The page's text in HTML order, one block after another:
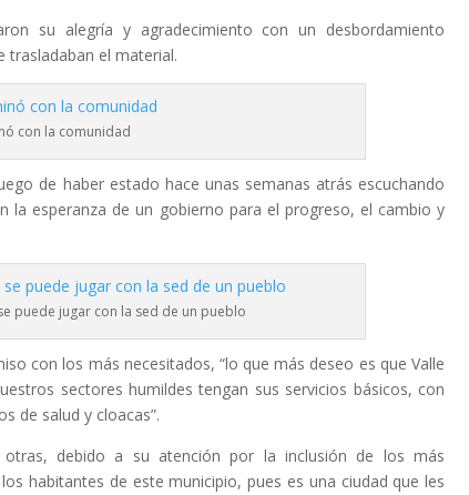
su alegría y agradecimiento con un desbordamiento
trasladaban el material.
con la comunidad
de haber estado hace unas semanas atrás escuchando
la esperanza de un gobierno para el progreso, el cambio y
puede jugar con la sed de un pueblo
con los más necesitados, “lo que más deseo es que Valle
sectores humildes tengan sus servicios básicos, con
de salud y cloacas”.
debido a su atención por la inclusión de los más
habitantes de este municipio, pues es una ciudad que les